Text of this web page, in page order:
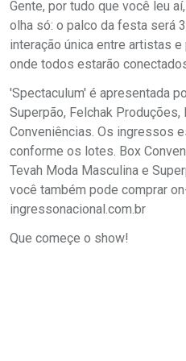
Gente, por tudo que você leu
olha só: o palco da festa será
interação única entre artistas
onde todos estarão
'Spectaculum' é apresentada
Superpão, Felchak
Conveniências. Os ingressos
conforme os lotes. Box
Tevah Moda Masculina e
você também pode comprar
ingressonacional.com.br
Que começe o show!